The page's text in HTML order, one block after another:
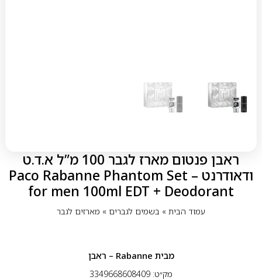
ראבן פנטום מארז לגבר 100 מ”ל א.ד.ט
ודאודרנט – Paco Rabanne Phantom Set
for men 100ml EDT + Deodorant
עמוד הבית» בשמים לגברים» מארזים לגבר
מבית Rabanne – ראבן
מק״ט: 3349668608409